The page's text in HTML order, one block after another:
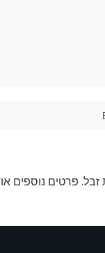
פרטים נוספים